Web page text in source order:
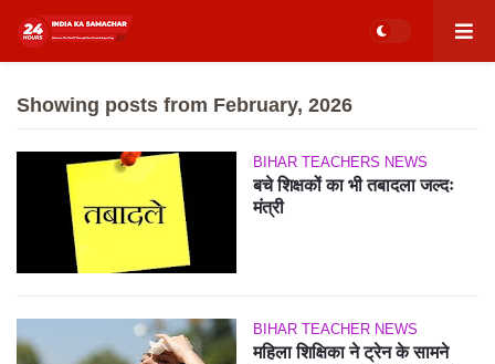
Showing posts from February, 2026
BIHAR TEACHERS NEWS
बचे शिक्षकों का भी तबादला जल्दः
मंत्री
BIHAR TEACHER NEWS
महिला शिक्षिका ने ट्रेन के सामने